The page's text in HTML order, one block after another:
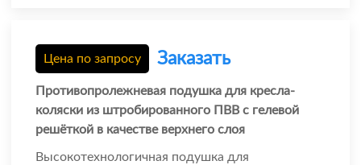
Цена по запросу Заказать
Противопролежневая подушка для кресла-
коляски из штробированного ПВВ с гелевой
решёткой в качестве верхнего слоя
Высокотехнологичная подушка для